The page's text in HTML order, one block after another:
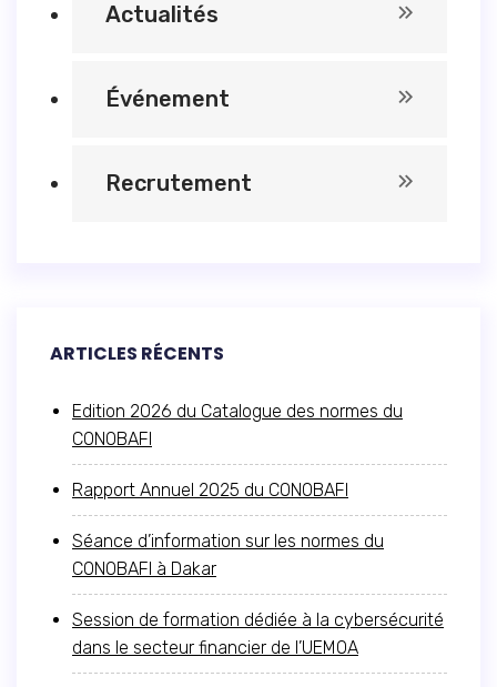
Actualités
Événement
Recrutement
ARTICLES RÉCENTS
Edition 2026 du Catalogue des normes du
CONOBAFI
Rapport Annuel 2025 du CONOBAFI
Séance d’information sur les normes du
CONOBAFI à Dakar
Session de formation dédiée à la cybersécurité
dans le secteur financier de l’UEMOA